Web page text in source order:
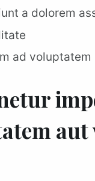
a dolorem
ad voluptatem
aut